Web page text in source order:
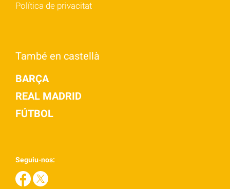
Política de privacitat
També en castellà
BARÇA
REAL MADRID
FÚTBOL
Seguiu-nos: